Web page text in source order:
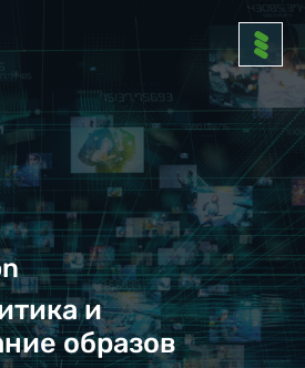
и
образов